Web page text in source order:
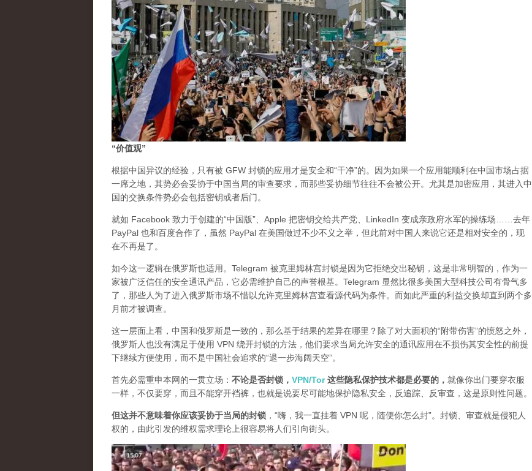
“价值观”
根据中国异议的经验，只有被 GFW 封锁的应用才是安全和“干净”的。因为如果一个应用能顺利在中国市场占据
一席之地，其势必会妥协于中国当局的审查要求，而那些妥协细节往往不会被公开。尤其是加密应用，其进入中
国的交换条件势必会包括密钥或者后门。
就如 Facebook 致力于创建的“中国版”、Apple 把密钥交给共产党、LinkedIn 变成亲政府水军的操练场……去年
PayPal 也和百度合作了，虽然 PayPal 在美国做过不少不义之举，但此前对中国人来说它还是相对安全的，现
在不再是了。
如今这一逻辑在俄罗斯也适用。Telegram 被克里姆林宫封锁是因为它拒绝交出秘钥，这是非常明智的，作为一
家被广泛信任的安全通讯产品，它必需维护自己的声誉根基。Telegram 显然比很多美国大型科技公司有骨气多
了，那些人为了进入俄罗斯市场不惜以允许克里姆林宫查看源代码为条件。而如此严重的利益交换却直到两个多
月前才被调查。
这一层面上看，中国和俄罗斯是一致的，那么基于结果的差异在哪里？除了对大面积的“附带伤害”的愤怒之外，
俄罗斯人也没有满足于使用 VPN 绕开封锁的方法，他们要求当局允许安全的通讯应用在不损伤其安全性的前提
下继续方便使用，而不是中国社会追求的“退一步海阔天空”。
首先必需重申本网的一贯立场： 不论是否封锁， VPN/Tor这些隐私保护技术都是必要的， 就像你出门要穿衣服
一样，不仅要穿，而且不能穿开裆裤，也就是说要尽可能地保护隐私安全，反追踪、反审查，这是原则性问题。
但这并不意味着你应该妥协于当局的封锁 ，“嗨，我一直挂着 VPN 呢，随便你怎么封”。封锁、审查就是侵犯人
权的，由此引发的维权需求理论上很容易将人们引向街头。